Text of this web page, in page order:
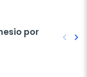
por
keyboard_arrow_left keyboard_arrow_right